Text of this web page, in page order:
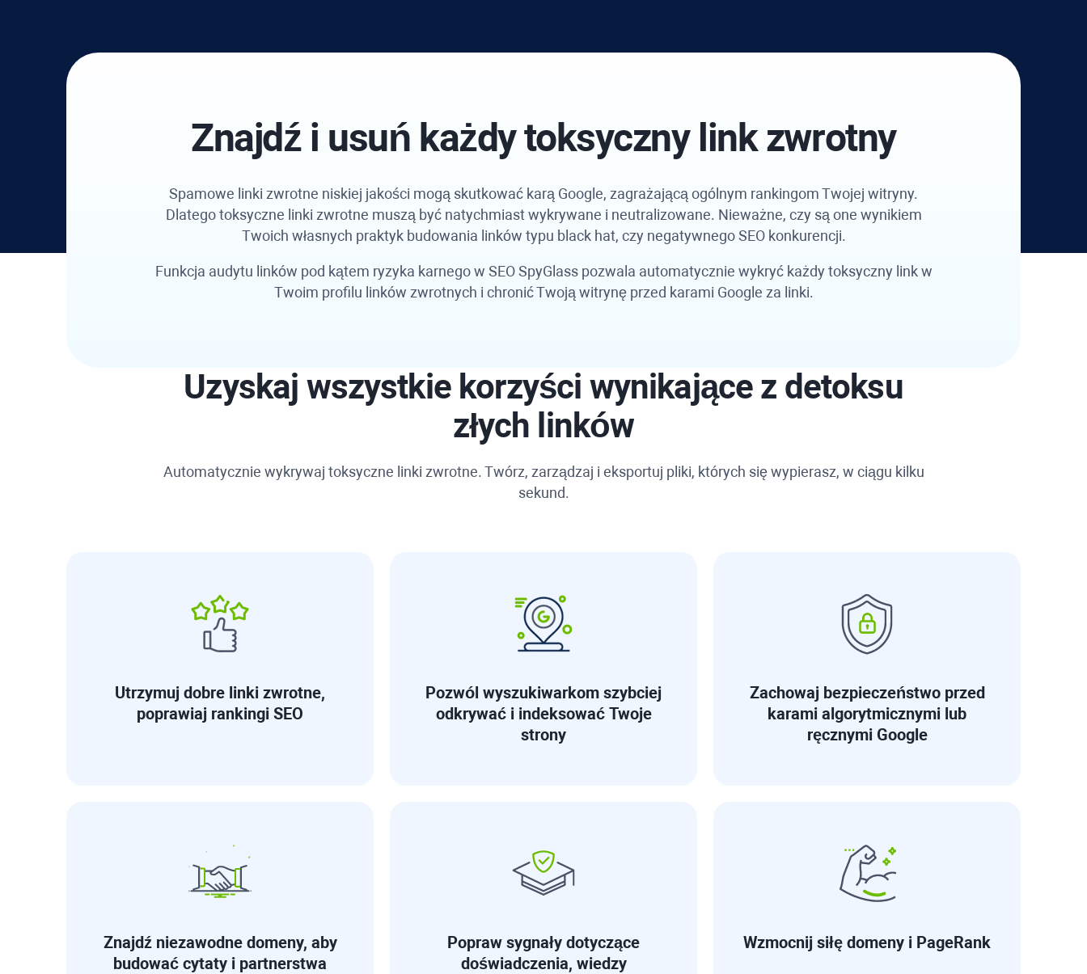
Znajdź i usuń każdy toksyczny link zwrotny
Spamowe linki zwrotne niskiej jakości mogą skutkować karą Google, zagrażającą ogólnym rankingom Twojej witryny.
Dlatego toksyczne linki zwrotne muszą być natychmiast wykrywane i neutralizowane. Nieważne, czy są one wynikiem
Twoich własnych praktyk budowania linków typu black hat, czy negatywnego SEO konkurencji.
Funkcja audytu linków pod kątem ryzyka karnego w SEO SpyGlasspozwala automatycznie wykryć każdy toksyczny link w
Twoim profilu linków zwrotnych i chronić Twoją witrynę przed karami Google za linki.
Uzyskaj wszystkie korzyści wynikające z detoksu
złych linków
Automatycznie wykrywaj toksyczne linki zwrotne. Twórz, zarządzaj i eksportuj pliki, których się wypierasz, w ciągu kilku
sekund.
Utrzymuj dobre linki zwrotne,
poprawiaj rankingi SEO
Pozwól wyszukiwarkom szybciej
odkrywać i indeksować Twoje
strony
Zachowaj bezpieczeństwo przed
karami algorytmicznymi lub
ręcznymi Google
Znajdź niezawodne domeny, aby
budować cytaty i partnerstwa
Popraw sygnały dotyczące
doświadczenia, wiedzy
Wzmocnij siłę domeny i PageRank